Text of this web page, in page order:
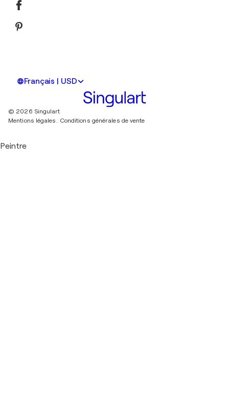
Français | USD
© 2026 Singulart
Mentions légales.
Conditions générales de vente
Peintre